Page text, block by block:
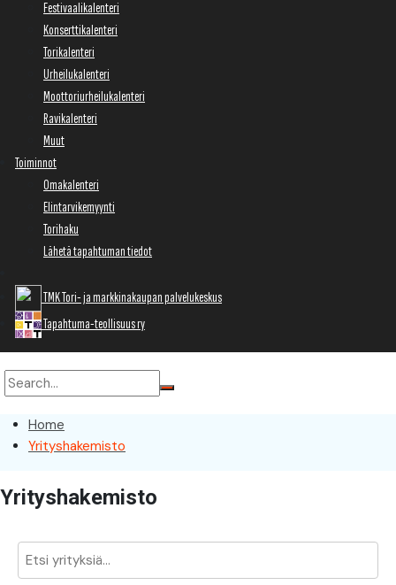
Festivaalikalenteri
Konserttikalenteri
Torikalenteri
Urheilukalenteri
Moottoriurheilukalenteri
Ravikalenteri
Muut
Toiminnot
Omakalenteri
Elintarvikemyynti
Torihaku
Lähetä tapahtuman tiedot
TMK Tori- ja markkinakaupan palvelukeskus
Tapahtuma-teollisuus ry
Home
Yrityshakemisto
Yrityshakemisto